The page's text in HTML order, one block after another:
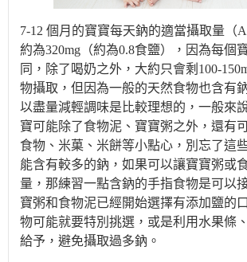
7-12 個月的寶寶每天鈉的適當攝取量（
約為320mg（約為0.8食鹽），因為每個
同，除了喝奶之外，大約只會剩100-
物攝取，但因為一般的天然食物也含有
以盡量減輕調味是比較理想的，一般來
寶可能除了食物泥、寶寶粥之外，還有
食物、米菓、米餅等小點心，別忘了這
能含有較多的鈉，如果可以讓寶寶粥或
量，那練習一點含鈉的手指食物是可以
寶粥和食物泥已經開始選擇有添加鹽的
物可能就要特別挑選，或是利用水果條
給予，避免攝取過多鈉。